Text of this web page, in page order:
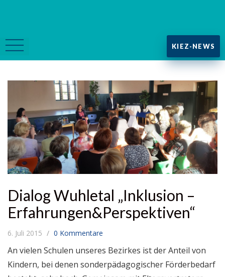
KIEZ-NEWS
Dialog Wuhletal „Inklusion –
Erfahrungen&Perspektiven“
6. Juli 2015 0 Kommentare
An vielen Schulen unseres Bezirkes ist der Anteil von
Kindern, bei denen sonderpädagogischer Förderbedarf